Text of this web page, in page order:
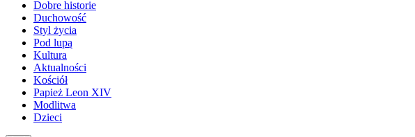
Dobre historie
Duchowość
Styl życia
Pod lupą
Kultura
Aktualności
Kościół
Papież Leon XIV
Modlitwa
Dzieci